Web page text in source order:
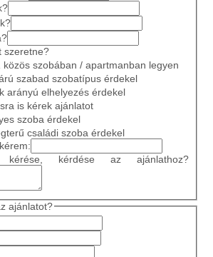
szeretne?
közös szobában / apartmanban legyen
szabad szobatípus érdekel
arányú elhelyezés érdekel
is kérek ajánlatot
szoba érdekel
családi szoba érdekel
kérése, kérdése az ajánlathoz?
ajánlatot?